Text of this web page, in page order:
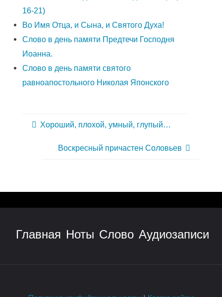
16-21)
Во Имя Отца, и Сына, и Святого Духа!
Слово в день памяти Предтечи Господня
Иоанна.
Слово в день памяти святого
равноапостольного Николая Японского
Хороший, плохой, умный, глупый…
Воскресный причастен Соловьев
Главная Ноты Слово Аудиозаписи